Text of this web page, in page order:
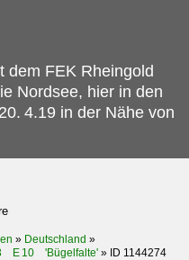
dem FEK Rheingold
Nordsee, hier in den
4.19 in der Nähe von
» Deutschland »
E 10 'Bügelfalte' » ID 1144274